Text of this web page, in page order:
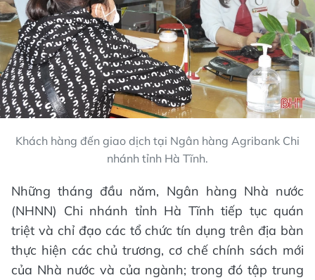
Khách hàng đến giao dịch tại Ngân hàng Agribank Chi
nhánh tỉnh Hà Tĩnh.
Những tháng đầu năm, Ngân hàng Nhà nước
(NHNN) Chi nhánh tỉnh Hà Tĩnh tiếp tục quán
triệt và chỉ đạo các tổ chức tín dụng trên địa bàn
thực hiện các chủ trương, cơ chế chính sách mới
của Nhà nước và của ngành; trong đó tập trung